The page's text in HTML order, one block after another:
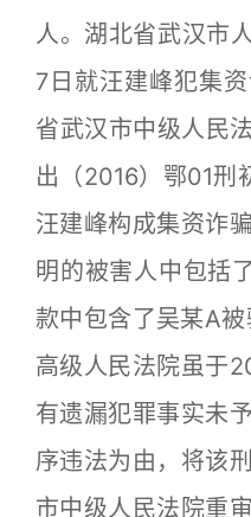
人。湖北省武汉市
7日就汪建峰犯集
省武汉市中级人民
出（2016）鄂01刑
汪建峰构成集资诈
明的被害人中包括
款中包含了吴某A
高级人民法院虽于
有遗漏犯罪事实未
序违法为由，将该
市中级人民法院重